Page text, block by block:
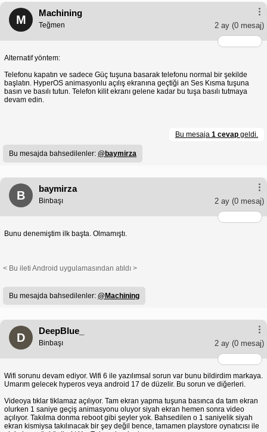
M
Machining
2 ay (0 mesaj)
Teğmen
Alternatif yöntem:
Telefonu kapatın ve sadece Güç tuşuna basarak telefonu normal bir şekilde
başlatın. HyperOS animasyonlu açılış ekranına geçtiği an Ses Kısma tuşuna
basın ve basılı tutun. Telefon kilit ekranı gelene kadar bu tuşa basılı tutmaya
devam edin.
Bu mesaja 1 cevap geldi.
Bu mesajda bahsedilenler: @baymirza
B
baymirza
2 ay (0 mesaj)
Binbaşı
Bunu denemiştim ilk başta. Olmamıştı.
< Bu ileti Android uygulamasından atıldı >
Bu mesajda bahsedilenler: @Machining
D
DeepBlue_
2 ay (0 mesaj)
Binbaşı
Wifi sorunu devam ediyor. Wifi 6 ile yazılımsal sorun var bunu bildirdim markaya.
Umarım gelecek hyperos veya android 17 de düzelir. Bu sorun ve diğerleri.
Videoya tıklar tiklamaz açılıyor. Tam ekran yapma tuşuna basınca da tam ekran
olurken 1 saniye geçiş animasyonu oluyor siyah ekran hemen sonra video
açılıyor. Takılma donma reboot gibi şeyler yok. Bahsedilen o 1 saniyelik siyah
ekran kismiysa takılınacak bir şey değil bence, tamamen playstore oynatıcısı ile